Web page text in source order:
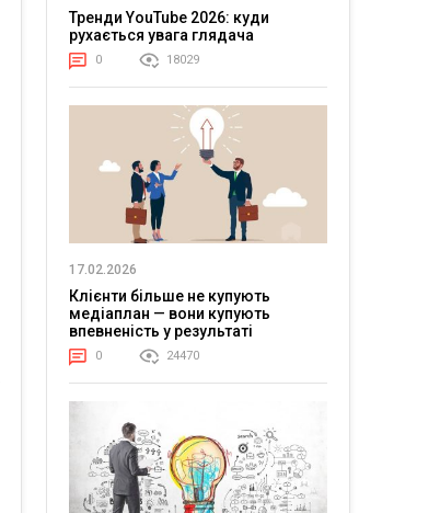
Тренди YouTube 2026: куди
рухається увага глядача
0 18029
17.02.2026
Клієнти більше не купують
медіаплан — вони купують
впевненість у результаті
0 24470